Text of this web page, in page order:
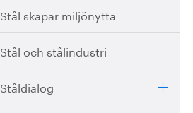
Stål skapar miljönytta
Stål och stålindustri
Ståldialog